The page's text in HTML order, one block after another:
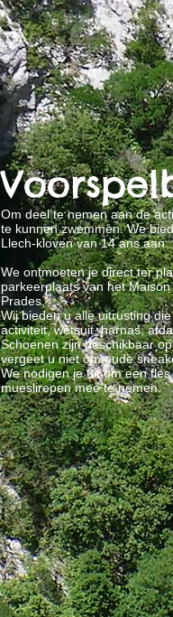
Om deel te nemen aan de
te kunnen zwemmen. We
Llech-kloven van 14 ans aan.
We ontmoeten je direct ter
parkeerplaats van het
Prades.
Wij bieden u alle uitrusting
activiteit, wetsuit, harnas,
Schoenen zijn beschikbaar
vergeet u niet om oude
We nodigen je uit om een
mueslirepen mee te nemen.